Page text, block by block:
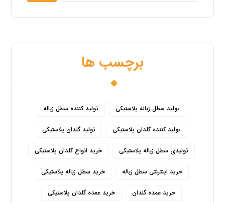
برچسب ها
تولید سطل زباله پلاستیکی تولید کننده سطل زباله
تولید کننده گلدان پلاستیکی تولید گلدان پلاستیکی
تولیدی سطل زباله پلاستیکی خرید انواع گلدان پلاستیکی
خرید اینترنتی سطل زباله خرید سطل زباله پلاستیکی
خرید عمده گلدان خرید عمده گلدان پلاستیکی